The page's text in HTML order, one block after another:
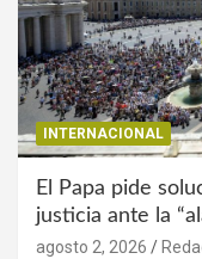
INTERNACIONAL
El Papa pide
justicia ante la
agosto 2, 2026